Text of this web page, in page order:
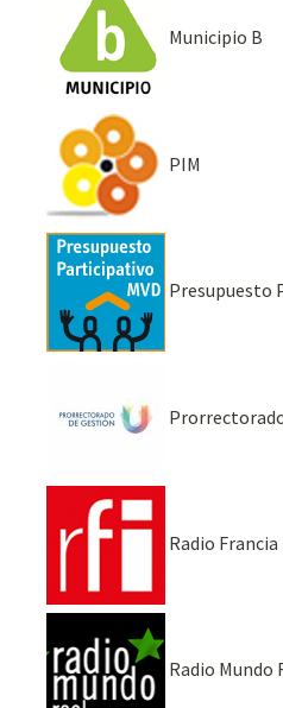
Municipio B
PIM
Presupuesto
Radio
Radio Mundo